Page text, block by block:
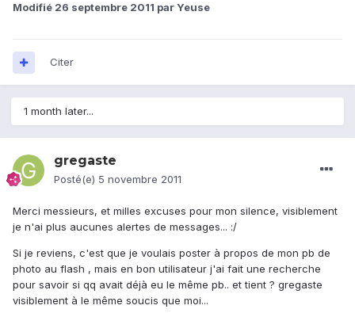
Modifié 26 septembre 2011 par Yeuse
Citer
1 month later...
gregaste
Posté(e) 5 novembre 2011
Merci messieurs, et milles excuses pour mon silence, visiblement
je n'ai plus aucunes alertes de messages... :/
Si je reviens, c'est que je voulais poster à propos de mon pb de
photo au flash , mais en bon utilisateur j'ai fait une recherche
pour savoir si qq avait déjà eu le même pb.. et tient ? gregaste
visiblement à le même soucis que moi...